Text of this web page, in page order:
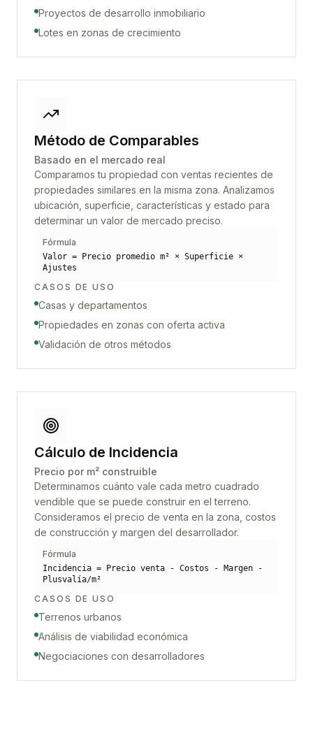
Proyectos de desarrollo inmobiliario
Lotes en zonas de crecimiento
Método de Comparables
Basado en el mercado real
Comparamos tu propiedad con ventas recientes de
propiedades similares en la misma zona. Analizamos
ubicación, superficie, características y estado para
determinar un valor de mercado preciso.
Fórmula
Valor = Precio promedio m² × Superficie ×
Ajustes
CASOS DE USO
Casas y departamentos
Propiedades en zonas con oferta activa
Validación de otros métodos
Cálculo de Incidencia
Precio por m² construible
Determinamos cuánto vale cada metro cuadrado
vendible que se puede construir en el terreno.
Consideramos el precio de venta en la zona, costos
de construcción y margen del desarrollador.
Fórmula
Incidencia = Precio venta - Costos - Margen -
Plusvalía/m²
CASOS DE USO
Terrenos urbanos
Análisis de viabilidad económica
Negociaciones con desarrolladores